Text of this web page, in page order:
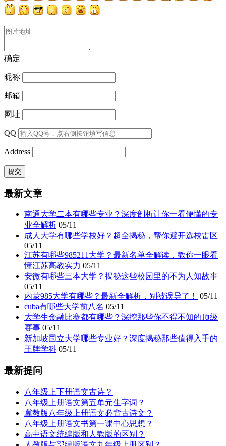
确定
昵称
邮箱
网址
QQ
Address
最新文章
南通大学二本有哪些专业？深度剖析让你一看便懂的专
业全解析 05/11
成人大学有哪些学校好？超全揭秘，帮你避开选校雷区
05/11
江苏有哪些985211大学？最新名单全解读，教你一眼看
懂江苏高教实力 05/11
安微有哪些三本大学？揭秘这些校园里的不为人知故事
05/11
内蒙985大学有哪些？最新全解析，别被误导了！
05/11
cuba有哪些大学前八名 05/11
大学生金融比赛都有哪些？深挖那些你不得不知的顶级
赛事 05/11
新加坡国立大学哪些专业好？深度揭秘那些值得入手的
王牌学科 05/11
最新提问
八年级上下册语文古诗？
八年级上册语文第五单元生字词？
冀教版八年级上册语文必背古诗文？
八年级上册语文书第一课中心思想？
高中语文统编版和人教版的区别？